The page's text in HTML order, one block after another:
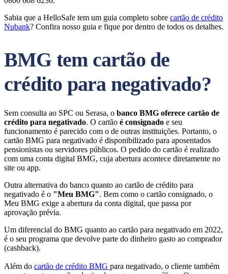
Sabia que a HelloSafe tem um guia completo sobre cartão de crédito
Nubank? Confira nosso guia e fique por dentro de todos os detalhes.
BMG tem cartão de
crédito para negativado?
Sem consulta ao SPC ou Serasa, o banco BMG oferece cartão de
crédito para negativado. O cartão é consignado e seu
funcionamento é parecido com o de outras instituições. Portanto, o
cartão BMG para negativado é disponibilizado para aposentados
pensionistas ou servidores públicos. O pedido do cartão é realizado
com uma conta digital BMG, cuja abertura acontece diretamente no
site ou app.
Outra alternativa do banco quanto ao cartão de crédito para
negativado é o "Meu BMG". Bem como o cartão consignado, o
Meu BMG exige a abertura da conta digital, que passa por
aprovação prévia.
Um diferencial do BMG quanto ao cartão para negativado em 2022,
é o seu programa que devolve parte do dinheiro gasto ao comprador
(cashback).
Além do cartão de crédito BMG para negativado, o cliente também